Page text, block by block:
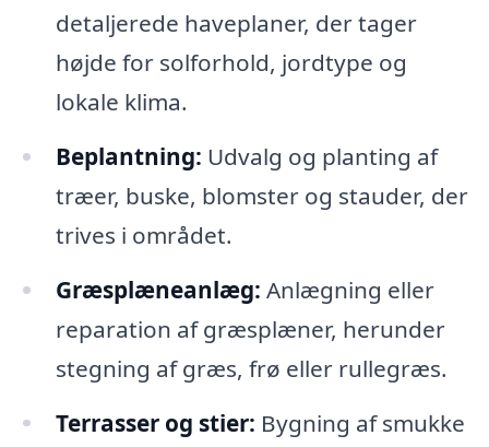
detaljerede haveplaner, der tager
højde for solforhold, jordtype og
lokale klima.
Beplantning: Udvalg og planting af
træer, buske, blomster og stauder, der
trives i området.
Græsplæneanlæg: Anlægning eller
reparation af græsplæner, herunder
stegning af græs, frø eller rullegræs.
Terrasser og stier: Bygning af smukke